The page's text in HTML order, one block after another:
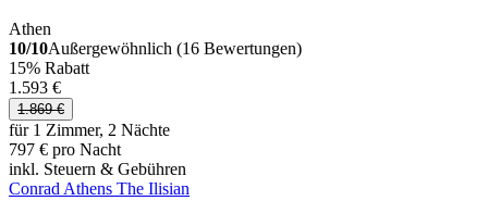
Athen
10/10Außergewöhnlich (16 Bewertungen)
15% Rabatt
1.593 €
1.869 €
für 1 Zimmer, 2 Nächte
797 € pro Nacht
inkl. Steuern & Gebühren
Conrad Athens The Ilisian